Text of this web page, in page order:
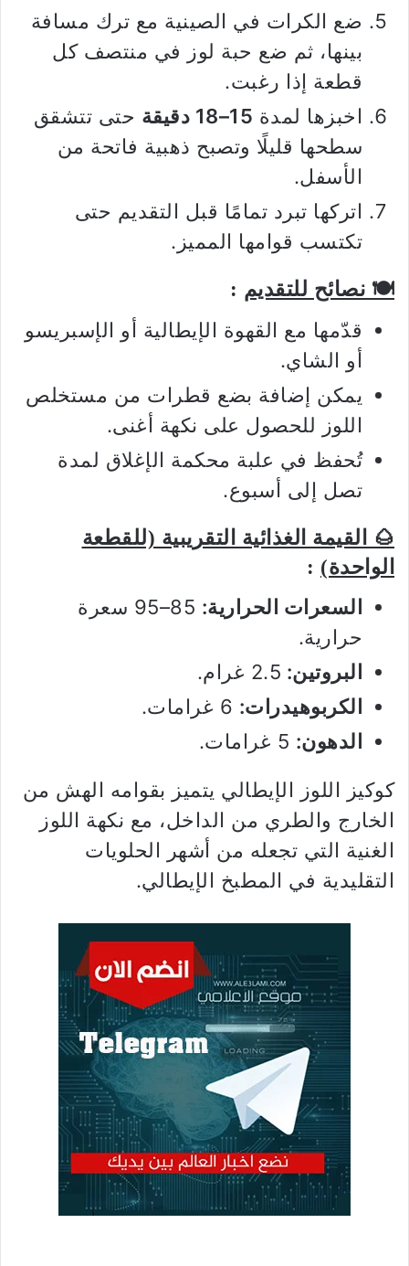
ضع الكرات في الصينية مع ترك مسافة
بينها، ثم ضع حبة لوز في منتصف كل
قطعة إذا رغبت.
اخبزها لمدة 15–18 دقيقة
حتى تتشقق
سطحها قليلًا وتصبح ذهبية فاتحة من
الأسفل.
اتركها تبرد تمامًا قبل التقديم حتى
تكتسب قوامها المميز.
🍽️ نصائح للتقديم :
قدّمها مع القهوة الإيطالية أو الإسبريسو
أو الشاي.
يمكن إضافة بضع قطرات من مستخلص
اللوز للحصول على نكهة أغنى.
تُحفظ في علبة محكمة الإغلاق لمدة
تصل إلى أسبوع.
🌰 القيمة الغذائية التقريبية (للقطعة
الواحدة) :
السعرات الحرارية:
85–95 سعرة
حرارية.
البروتين:
الكربوهيدرات:
الدهون:
كوكيز اللوز الإيطالي يتميز بقوامه الهش من
الخارج والطري من الداخل، مع نكهة اللوز
الغنية التي تجعله من أشهر الحلويات
التقليدية في المطبخ الإيطالي.